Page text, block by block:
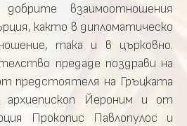
взаимоотношения
както в дипломатическо
така и в църковно.
предаде поздрави на
предстоятеля на Гръцката
архиепископ Йероним и от
Прокопис Павлопулос и